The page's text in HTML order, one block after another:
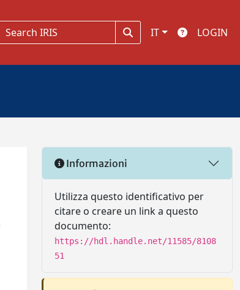
IT LOGIN
Informazioni
Utilizza questo identificativo per
citare o creare un link a questo
documento:
https://hdl.handle.net/11585/8108
51